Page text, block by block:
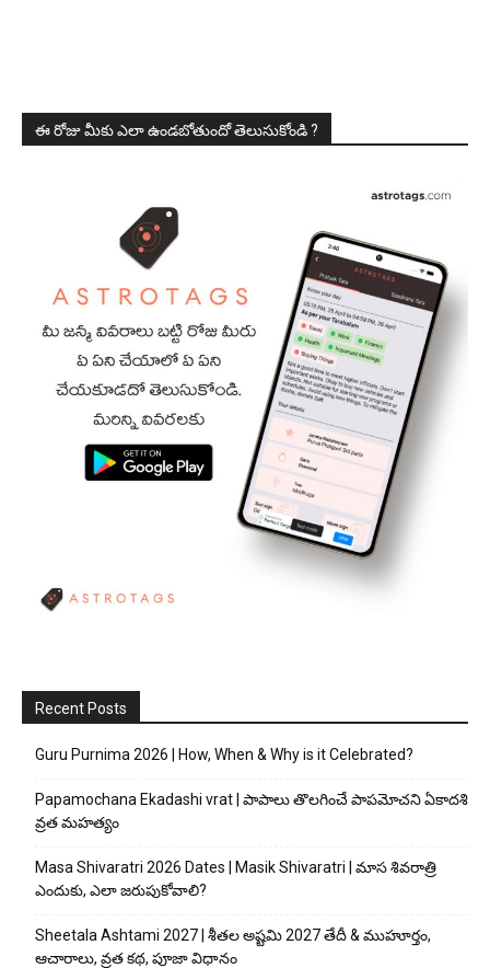
ఈ రోజు మీకు ఎలా ఉండబోతుందో తెలుసుకోండి ?
Recent Posts
Guru Purnima 2026 | How, When & Why is it Celebrated?
Papamochana Ekadashi vrat | పాపాలు తొలగించే పాపమోచని ఏకాదశి
వ్రత మహత్యం
Masa Shivaratri 2026 Dates | Masik Shivaratri | మాస శివరాత్రి
ఎందుకు, ఎలా జరుపుకోవాలి?
Sheetala Ashtami 2027 | శీతల అష్టమి 2027 తేదీ & ముహూర్తం,
ఆచారాలు, వ్రత కథ, పూజా విధానం